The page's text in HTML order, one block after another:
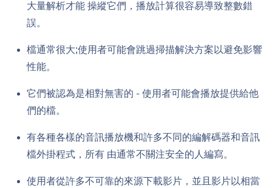
大量解析才能 操縱它們，播放計算很容易導致整數錯
誤。
檔通常很大;使用者可能會跳過掃描解決方案以避免影響
性能。
它們被認為是相對無害的 - 使用者可能會播放提供給他
們的檔。
有各種各樣的音訊播放機和許多不同的編解碼器和音訊
檔外掛程式，所有 由通常不關注安全的人編寫。
使用者從許多不可靠的來源下載影片，並且影片以相當